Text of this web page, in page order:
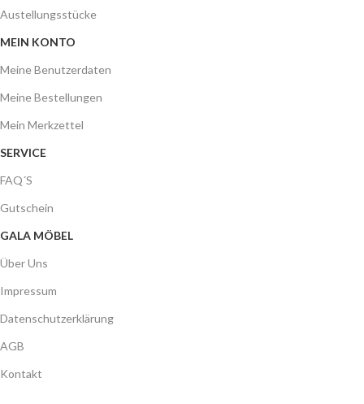
Austellungsstücke
MEIN KONTO
Meine Benutzerdaten
Meine Bestellungen
Mein Merkzettel
SERVICE
FAQ´S
Gutschein
GALA MÖBEL
Über Uns
Impressum
Datenschutzerklärung
AGB
Kontakt